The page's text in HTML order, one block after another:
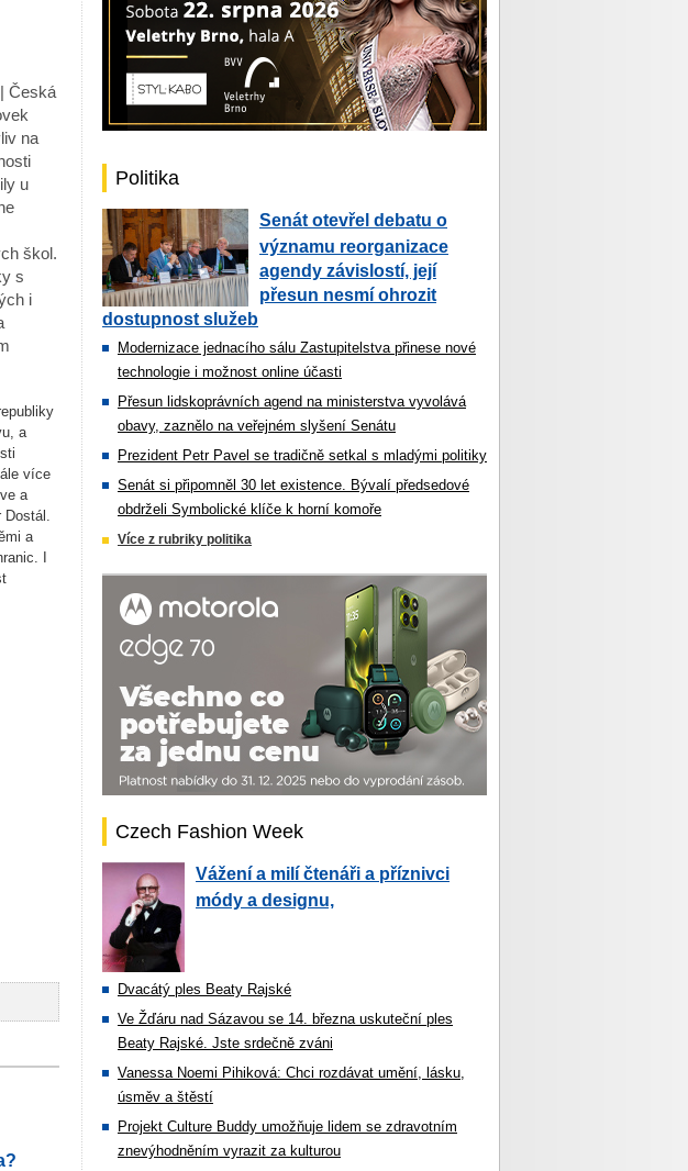
Česká
na
u
škol.
s
i
a
více
a
Dostál.
a
I
Politika
Senát otevřel debatu o
významu reorganizace
agendy závislostí, její
přesun nesmí ohrozit
dostupnost služeb
Modernizace jednacího sálu Zastupitelstva přinese nové
technologie i možnost online účasti
Přesun lidskoprávních agend na ministerstva vyvolává
obavy, zaznělo na veřejném slyšení Senátu
Prezident Petr Pavel se tradičně setkal s mladými politiky
Senát si připomněl 30 let existence. Bývalí předsedové
obdrželi Symbolické klíče k horní komoře
Více z rubriky politika
Czech Fashion Week
Vážení a milí čtenáři a příznivci
módy a designu,
Dvacátý ples Beaty Rajské
Ve Žďáru nad Sázavou se 14. března uskuteční ples
Beaty Rajské. Jste srdečně zváni
Vanessa Noemi Pihiková: Chci rozdávat umění, lásku,
úsměv a štěstí
Projekt Culture Buddy umožňuje lidem se zdravotním
znevýhodněním vyrazit za kulturou